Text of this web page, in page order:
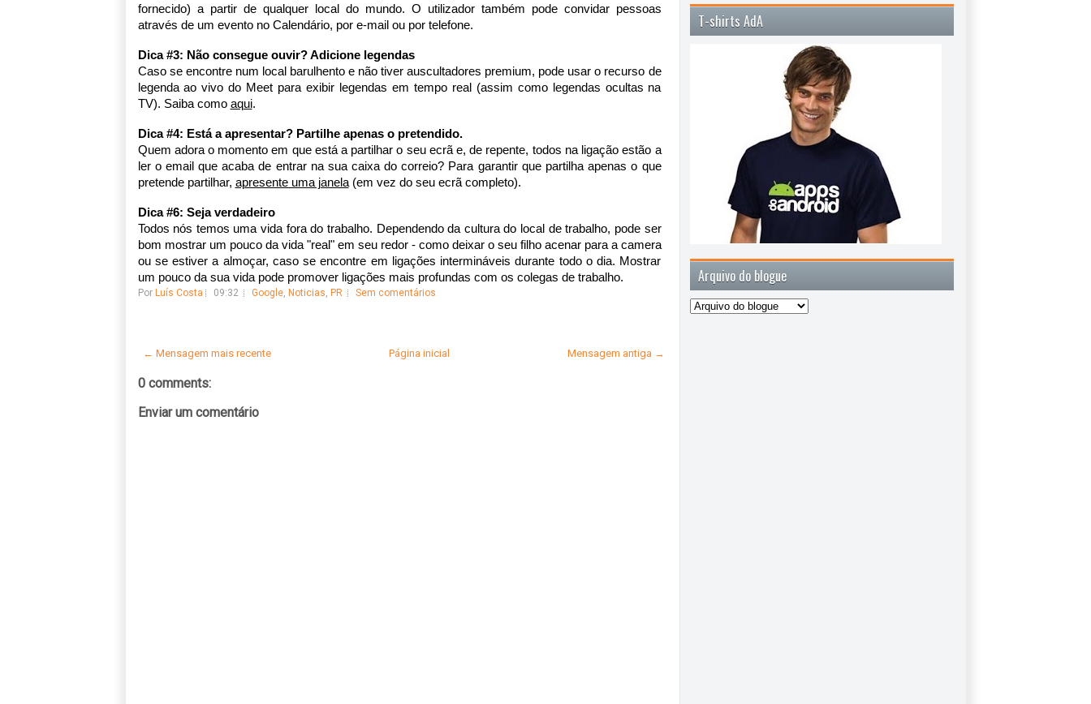
fornecido) a partir de qualquer local do mundo. O utilizador também pode convidar pessoas
através de um evento no Calendário, por e-mail ou por telefone.
Dica #3: Não consegue ouvir? Adicione legendas
Caso se encontre num local barulhento e não tiver auscultadores premium, pode usar o recurso de
legenda ao vivo do Meet para exibir legendas em tempo real (assim como legendas ocultas na
TV). Saiba como aqui.
Dica #4: Está a apresentar? Partilhe apenas o pretendido.
Quem adora o momento em que está a partilhar o seu ecrã e, de repente, todos na ligação estão a
ler o email que acaba de entrar na sua caixa do correio? Para garantir que partilha apenas o que
pretende partilhar, apresente uma janela (em vez do seu ecrã completo).
Dica #6: Seja verdadeiro
Todos nós temos uma vida fora do trabalho. Dependendo da cultura do local de trabalho, pode ser
bom mostrar um pouco da vida "real" em seu redor - como deixar o seu filho acenar para a camera
ou se estiver a almoçar, caso se encontre em ligações intermináveis durante todo o dia. Mostrar
um pouco da sua vida pode promover ligações mais profundas com os colegas de trabalho.
Por Luís Costa 09:32 Google, Noticias, PR Sem comentários
← Mensagem mais recente Mensagem antiga →
Página inicial
0 comments:
Enviar um comentário
T-shirts AdA
Arquivo do blogue